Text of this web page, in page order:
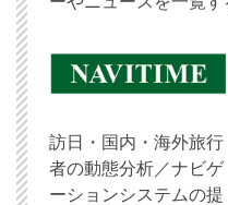
訪日・国内・海外旅行
者の動態分析／ナビゲ
ーションシステムの提